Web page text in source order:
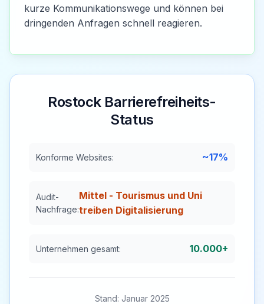
kurze Kommunikationswege und können bei
dringenden Anfragen schnell reagieren.
RostockBarrierefreiheits-
Status
Konforme Websites: ~17%
Audit-
Nachfrage:
Mittel - Tourismus und Uni
treiben Digitalisierung
Unternehmen gesamt: 10.000+
Stand: Januar 2025